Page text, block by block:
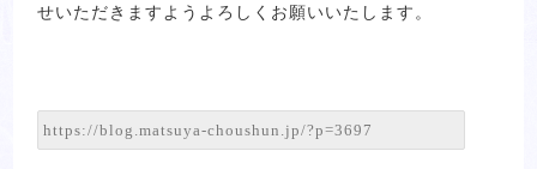
せいただきますようよろしくお願いいたします。